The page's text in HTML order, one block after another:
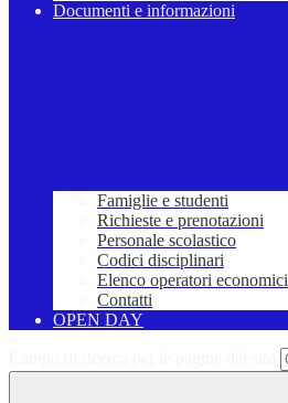
Documenti e informazioni
Famiglie e studenti
Richieste e prenotazioni
Personale scolastico
Codici disciplinari
Elenco operatori economici
Contatti
OPEN DAY